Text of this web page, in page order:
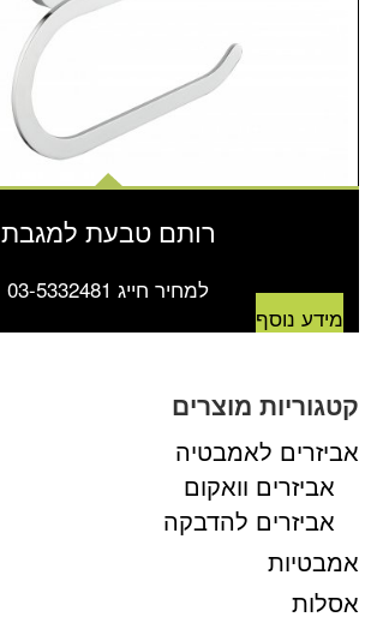
רותם טבעת למגבת
למחיר חייג 03-5332481
מידע נוסף
קטגוריות מוצרים
אביזרים לאמבטיה
אביזרים וואקום
אביזרים להדבקה
אמבטיות
אסלות